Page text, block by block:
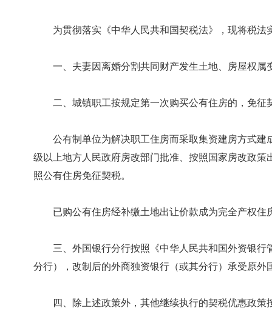
为贯彻落实《中华人民共和国契税法》，现将税法
一、夫妻因离婚分割共同财产发生土地、房屋权属
二、城镇职工按规定第一次购买公有住房的，免征
公有制单位为解决职工住房而采取集资建房方式建
级以上地方人民政府房改部门批准、按照国家房改政
照公有住房免征契税。
已购公有住房经补缴土地出让价款成为完全产权住
三、外国银行分行按照《中华人民共和国外资银行
分行），改制后的外商独资银行（或其分行）承受原
四、除上述政策外，其他继续执行的契税优惠政策